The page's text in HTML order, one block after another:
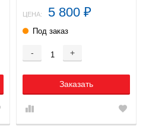
ЦЕНА: 5 800 ₽
Под заказ
- +
Заказать